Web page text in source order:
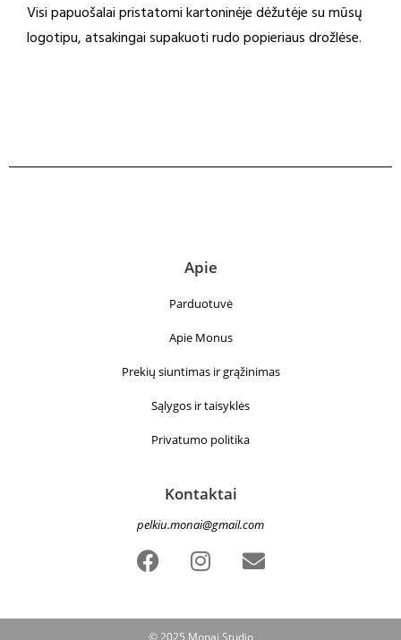
Visi papuošalai pristatomi kartoninėje dėžutėje su mūsų
logotipu, atsakingai supakuoti rudo popieriaus drožlėse.
Apie
Parduotuvė
Apie Monus
Prekių siuntimas ir grąžinimas
Sąlygos ir taisyklės
Privatumo politika
Kontaktai
pelkiu.monai@gmail.com